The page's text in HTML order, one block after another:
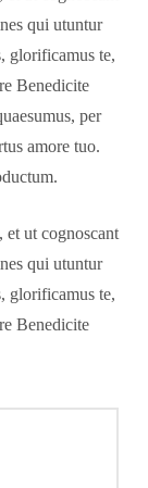
qui utuntur
glorificamus te,
Benedicite
per
amore tuo.
et ut cognoscant
qui utuntur
glorificamus te,
Benedicite